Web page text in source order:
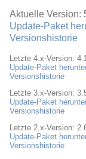
Aktuelle Version:
Update-Paket
Versionshistorie
Letzte 4.x-Version:
Update-Paket
Versionshistorie
Letzte 3.x-Version:
Update-Paket
Versionshistorie
Letzte 2.x-Version:
Update-Paket
Versionshistorie